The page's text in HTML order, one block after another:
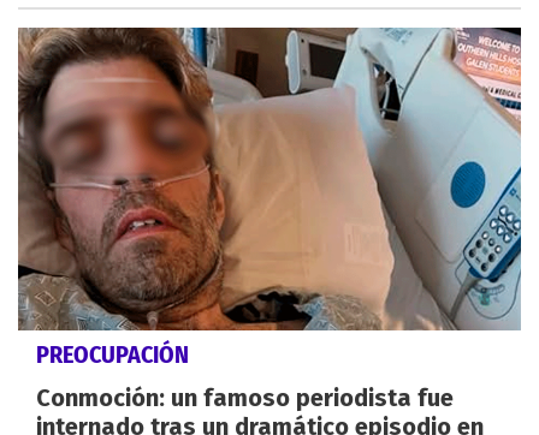
PREOCUPACIÓN
Conmoción: un famoso periodista fue
internado tras un dramático episodio en